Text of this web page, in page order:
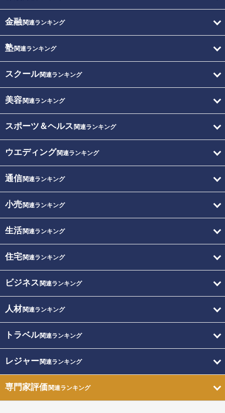
金融関連ランキング
塾関連ランキング
スクール関連ランキング
美容関連ランキング
スポーツ＆ヘルス 関連ランキング
ウエディング関連ランキング
通信関連ランキング
小売関連ランキング
生活関連ランキング
住宅関連ランキング
ビジネス 関連ランキング
人材関連ランキング
トラベル関連ランキング
レジャー関連ランキング
専門家評価関連ランキング